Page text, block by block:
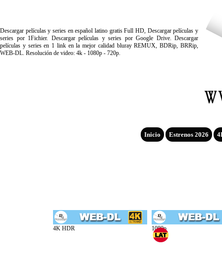
Descargar películas y series en español latino gratis Full HD, Descargar películas y
series por 1Fichier. Descargar películas y series por Google Drive. Descargar
películas y series en 1 link en la mejor calidad bluray REMUX, BDRip, BRRip,
WEB-DL. Resolución de video: 4k - 1080p - 720p.
Inicio Estrenos 2026